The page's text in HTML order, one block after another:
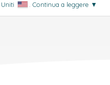
. Continua a leggere ▼